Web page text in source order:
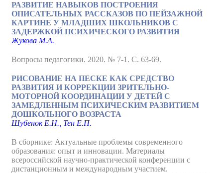
РАЗВИТИЕ НАВЫКОВ ПОСТРОЕНИЯ
ОПИСАТЕЛЬНЫХ РАССКАЗОВ ПО ПЕЙЗАЖНОЙ
КАРТИНЕ У МЛАДШИХ ШКОЛЬНИКОВ С
ЗАДЕРЖКОЙ ПСИХИЧЕСКОГО РАЗВИТИЯ
Жукова М.А.
Вопросы педагогики. 2020. № 7-1. С. 63-69.
РИСОВАНИЕ НА ПЕСКЕ КАК СРЕДСТВО
РАЗВИТИЯ И КОРРЕКЦИИ ЗРИТЕЛЬНО-
МОТОРНОЙ КООРДИНАЦИИ У ДЕТЕЙ С
ЗАМЕДЛЕННЫМ ПСИХИЧЕСКИМ РАЗВИТИЕМ
ДОШКОЛЬНОГО ВОЗРАСТА
Шубенок Е.Н., Тен Е.П.
В сборнике: Актуальные проблемы современного
образования: опыт и инновации. Материалы
всероссийской научно-практической конференции с
дистанционным и международным участием.